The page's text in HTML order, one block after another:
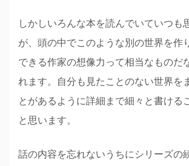
しかしいろんな本を読んでいていつも
が、頭の中でこのような別の世界を作
できる作家の想像力って相当なものだ
れます。自分も見たことのない世界を
とがあるように詳細まで細々と書ける
と思います。
話の内容を忘れないうちにシリーズの